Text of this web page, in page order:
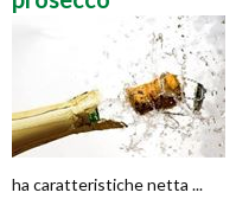
ha caratteristiche netta ...